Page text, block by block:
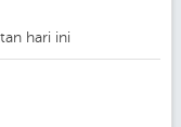
hari ini